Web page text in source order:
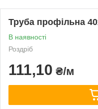
Труба профільна
В наявності
Роздріб
111,10 ₴/м